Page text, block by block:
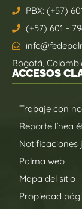
PBX: (+57)
(+57) 601 -
Bogotá,
ACCESOS
Trabaje con
Reporte línea
Notificaciones
Palma web
Mapa del sitio
Propiedad